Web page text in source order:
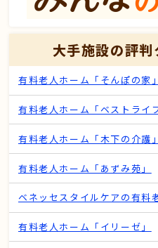
大手施設の評判
有料老人ホーム「そんぽの家」
有料老人ホーム「ベストライフ
有料老人ホーム「木下の介護」
有料老人ホーム「あずみ苑」
ベネッセスタイルケアの有料
有料老人ホーム「イリーゼ」